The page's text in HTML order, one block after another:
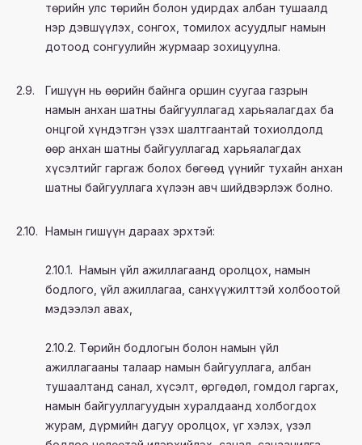
төрийн улс төрийн болон удирдах албан тушаалд
нэр дэвшүүлэх, сонгох, томилох асуудлыг намын
дотоод сонгуулийн журмаар зохицуулна.
2.9.
Гишүүн нь өөрийн байнга оршин суугаа газрын
намын анхан шатны байгууллагад харьяалагдах ба
онцгой хүндэтгэн үзэх шалтгаантай тохиолдолд
өөр анхан шатны байгууллагад харьяалагдах
хүсэлтийг гаргаж болох бөгөөд үүнийг тухайн анхан
шатны байгууллага хүлээн авч шийдвэрлэж болно.
2.10. Намын гишүүн дараах эрхтэй:
2.10.1. Намын үйл ажиллагаанд оролцох, намын
бодлого, үйл ажиллагаа, санхүүжилттэй холбоотой
мэдээлэл авах,
2.10.2. Төрийн бодлогын болон намын үйл
ажиллагааны талаар намын байгууллага, албан
тушаалтанд санал, хүсэлт, өргөдөл, гомдол гаргах,
намын байгууллагуудын хуралдаанд холбогдох
журам, дүрмийн дагуу оролцох, үг хэлэх, үзэл